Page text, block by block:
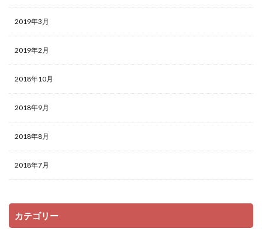
2019年3月
2019年2月
2018年10月
2018年9月
2018年8月
2018年7月
カテゴリー